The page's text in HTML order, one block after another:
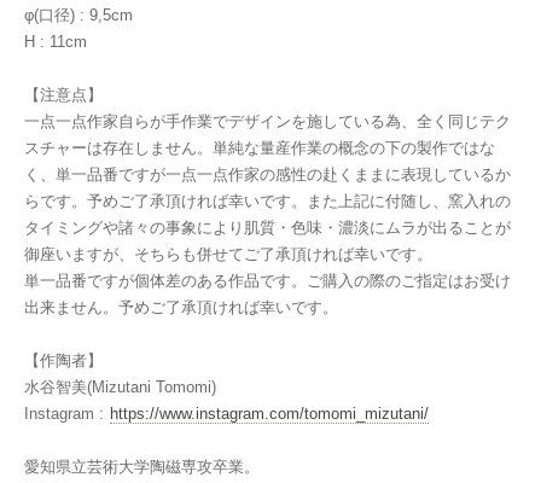
φ(口径) : 9,5cm
H : 11cm
【注意点】
一点一点作家自らが手作業でデザインを施している為、全く同じテク
スチャーは存在しません。単純な量産作業の概念の下の製作ではな
く、単一品番ですが一点一点作家の感性の赴くままに表現しているか
らです。予めご了承頂ければ幸いです。また上記に付随し、窯入れの
タイミングや諸々の事象により肌質・色味・濃淡にムラが出ることが
御座いますが、そちらも併せてご了承頂ければ幸いです。
単一品番ですが個体差のある作品です。ご購入の際のご指定はお受け
出来ません。予めご了承頂ければ幸いです。
【作陶者】
水谷智美(Mizutani Tomomi)
Instagram : https://www.instagram.com/tomomi_mizutani/
愛知県立芸術大学陶磁専攻卒業。